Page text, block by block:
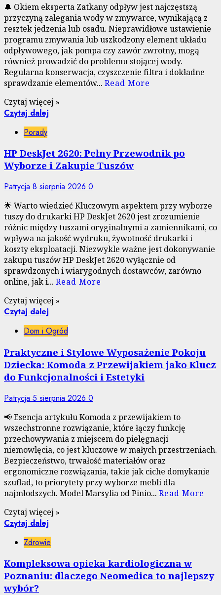
🔔 Okiem eksperta Zatkany odpływ jest najczęstszą
przyczyną zalegania wody w zmywarce, wynikającą z
resztek jedzenia lub osadu. Nieprawidłowe ustawienie
programu zmywania lub uszkodzony element układu
odpływowego, jak pompa czy zawór zwrotny, mogą
również prowadzić do problemu stojącej wody.
Regularna konserwacja, czyszczenie filtra i dokładne
sprawdzanie elementów... Read More
Czytaj więcej »
Czytaj dalej
Porady
HP DeskJet 2620: Pełny Przewodnik po
Wyborze i Zakupie Tuszów
Patrycja 8 sierpnia 2026 0
🌟 Warto wiedzieć Kluczowym aspektem przy wyborze
tuszy do drukarki HP DeskJet 2620 jest zrozumienie
różnic między tuszami oryginalnymi a zamiennikami, co
wpływa na jakość wydruku, żywotność drukarki i
koszty eksploatacji. Niezwykle ważne jest dokonywanie
zakupu tuszów HP DeskJet 2620 wyłącznie od
sprawdzonych i wiarygodnych dostawców, zarówno
online, jak i... Read More
Czytaj więcej »
Czytaj dalej
Dom i Ogród
Praktyczne i Stylowe Wyposażenie Pokoju
Dziecka: Komoda z Przewijakiem jako Klucz
do Funkcjonalności i Estetyki
Patrycja 5 sierpnia 2026 0
📢 Esencja artykułu Komoda z przewijakiem to
wszechstronne rozwiązanie, które łączy funkcję
przechowywania z miejscem do pielęgnacji
niemowlęcia, co jest kluczowe w małych przestrzeniach.
Bezpieczeństwo, trwałość materiałów oraz
ergonomiczne rozwiązania, takie jak ciche domykanie
szuflad, to priorytety przy wyborze mebli dla
najmłodszych. Model Marsylia od Pinio... Read More
Czytaj więcej »
Czytaj dalej
Zdrowie
Kompleksowa opieka kardiologiczna w
Poznaniu: dlaczego Neomedica to najlepszy
wybór?